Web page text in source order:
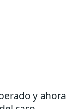
y ahora